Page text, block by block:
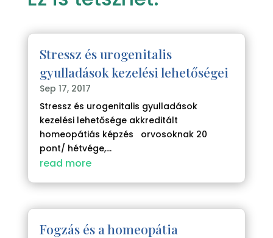
Stressz és urogenitalis
gyulladások kezelési lehetőségei
Sep 17, 2017
Stressz és urogenitalis gyulladások
kezelési lehetősége akkreditált
homeopátiás képzés orvosoknak 20
pont/ hétvége,...
read more
Fogzás és a homeopátia